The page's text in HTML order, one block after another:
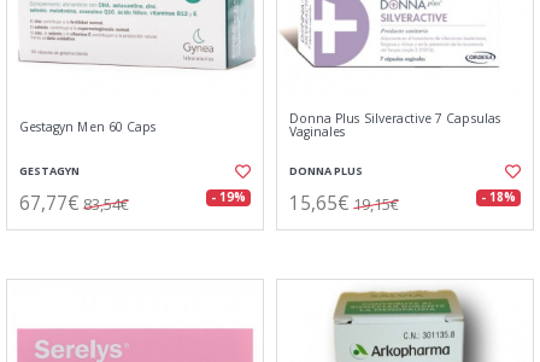
Gestagyn Men 60 Caps
GESTAGYN
67,77€ 83,54€ - 19%
Donna Plus Silveractive 7 Capsulas
Vaginales
DONNA PLUS
15,65€ 19,15€ - 18%